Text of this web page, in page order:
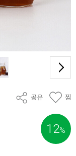
공유 찜
12%